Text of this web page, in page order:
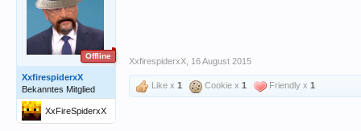
Offline
XxfirespiderxX
Bekanntes Mitglied
XxFireSpiderxX
XxfirespiderxX 16 August 2015
Like x 1 Cookie x 1 Friendly x 1